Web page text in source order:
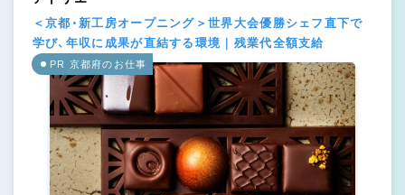
＜京都・新工房オープニング＞世界大会優勝シェフ直下で
学び、年収に成果が直結する環境｜残業代全額支給
PR 京都府のお仕事